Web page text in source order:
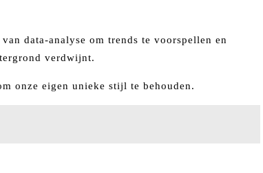
data-analyse om trends te voorspellen en
verdwijnt.
onze eigen unieke stijl te behouden.